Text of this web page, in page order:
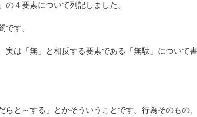
４要素について列記しました。
です。
は「無」と相反する要素である「無駄」について
と～する」とかそういうことです。行為そのもの